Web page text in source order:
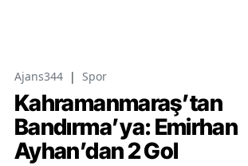
Ajans344 | Spor
Kahramanmaraş’tan
Bandırma’ya: Emirhan
Ayhan’dan 2 Gol